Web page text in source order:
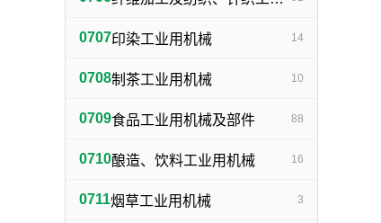
0707印染工业用机械 14
0708制茶工业用机械 10
0709食品工业用机械及部件 88
0710酿造、饮料工业用机械 16
0711烟草工业用机械 3